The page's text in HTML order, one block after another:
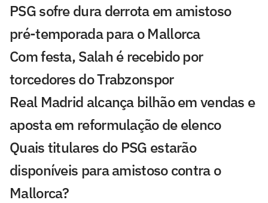
PSG sofre dura derrota em amistoso
pré-temporada para o Mallorca
Com festa, Salah é recebido por
torcedores do Trabzonspor
Real Madrid alcança bilhão em vendas e
aposta em reformulação de elenco
Quais titulares do PSG estarão
disponíveis para amistoso contra o
Mallorca?